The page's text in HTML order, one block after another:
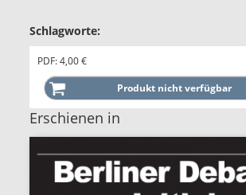
Schlagworte:
PDF: 4,00 €
Erschienen in